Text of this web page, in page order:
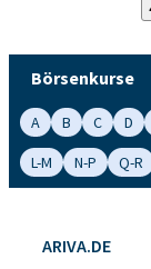
Börsenkurse
A B C D
L-M
N-P Q-R
ARIVA.DE